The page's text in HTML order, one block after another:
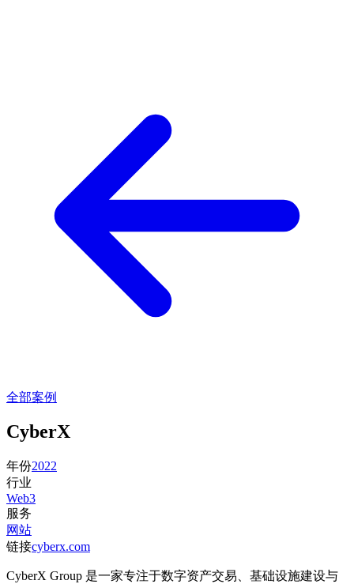
全部案例
CyberX
年份2022
行业
Web3
服务
网站
链接cyberx.com
CyberX Group 是一家专注于数字资产交易、基础设施建设与